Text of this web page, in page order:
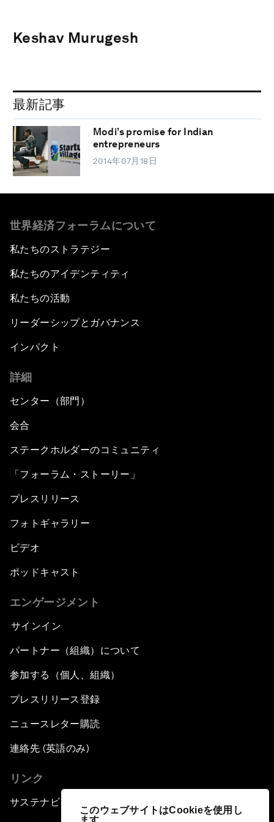
このウェブサイトはCookieを使用し
ます
Keshav Murugesh
最新記事
Modi’s promise for Indian
entrepreneurs
2014年07月18日
世界経済フォーラムについて
私たちのストラテジー
私たちのアイデンティティ
私たちの活動
リーダーシップとガバナンス
インパクト
詳細
センター（部門）
会合
ステークホルダーのコミュニティ
「フォーラム・ストーリー」
プレスリリース
フォトギャラリー
ビデオ
ポッドキャスト
エンゲージメント
サインイン
パートナー（組織）について
参加する（個人、組織）
プレスリリース登録
ニュースレター購読
連絡先 (英語のみ)
リンク
サステナビリティへの取り組み